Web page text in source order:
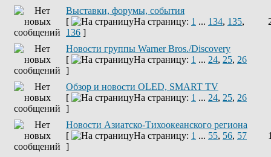
Выставки, форумы, события
[
На страницу: 1 ... 134, 135,
136 ]
Новости группы Warner Bros./Discovery
[
На страницу: 1 ... 24, 25, 26
]
Обзор и новости OLED, SMART TV
[
На страницу: 1 ... 24, 25, 26
]
Новости Азиатско-Тихоокеанского региона
[
На страницу: 1 ... 55, 56, 57
]